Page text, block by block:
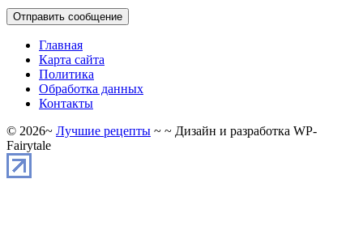
Главная
Карта сайта
Политика
Обработка данных
Контакты
© 2026~ Лучшие рецепты ~ ~ Дизайн и разработка WP-
Fairytale